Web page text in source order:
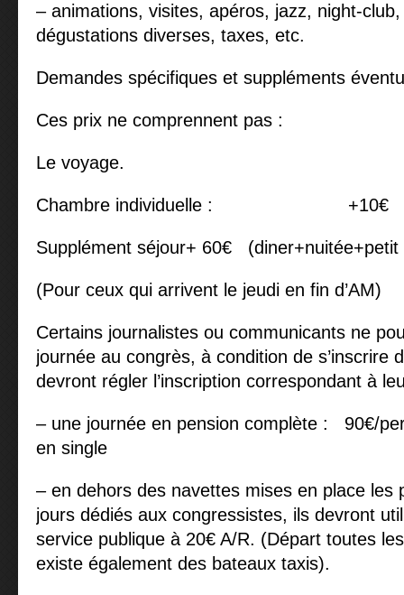
– animations, visites, apéros, jazz, night-
dégustations diverses, taxes, etc.
Demandes spécifiques et suppléments
Ces prix ne comprennent pas :
Le voyage.
Chambre individuelle : +10€
Supplément séjour+ 60€ (diner+nuitée+petit
(Pour ceux qui arrivent le jeudi en fin d’AM)
Certains journalistes ou communicants ne
journée au congrès, à condition de s’inscrire
devront régler l’inscription correspondant à
– une journée en pension complète : 90€/
en single
– en dehors des navettes mises en place les
jours dédiés aux congressistes, ils devront
service publique à 20€ A/R. (Départ toutes
existe également des bateaux taxis).